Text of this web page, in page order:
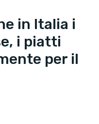
in Italia i
i piatti
per il